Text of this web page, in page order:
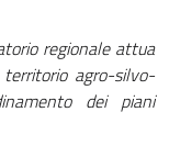
regionale attua
agro-silvo-
dei piani